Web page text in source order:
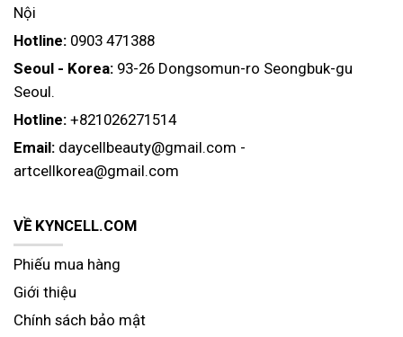
Nội
Hotline: 0903 471388
Seoul - Korea: 93-26 Dongsomun-ro Seongbuk-gu
Seoul.
Hotline: +821026271514
Email: daycellbeauty@gmail.com -
artcellkorea@gmail.com
VỀ KYNCELL.COM
Phiếu mua hàng
Giới thiệu
Chính sách bảo mật